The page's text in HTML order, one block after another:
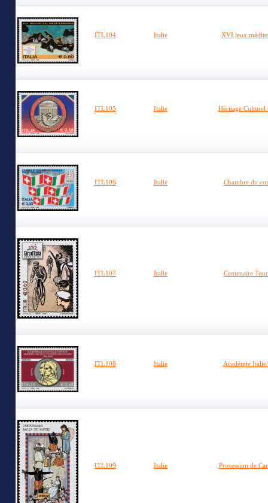
ITL104 Italie XVI jeux
ITL105 Italie Héritage
ITL106 Italie Chambre du
ITL107 Italie Centenaire
ITL108 Italie Académie
ITL109 Italie Procession de